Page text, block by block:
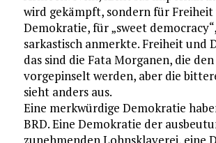
wird gekämpft, sondern für Freiheit
Demokratie, für „sweet
sarkastisch anmerkte. Freiheit und
das sind die Fata Morganen, die
vorgepinselt werden, aber die
sieht anders aus.
Eine merkwürdige Demokratie
BRD. Eine Demokratie der